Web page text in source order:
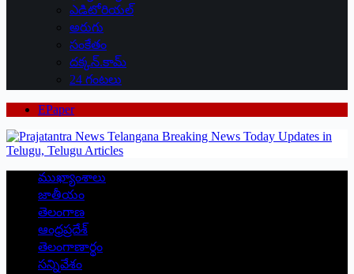
ఎడిటోరియల్
అరుగు
సంకేతం
దక్కన్.కామ్
24 గంటలు
EPaper
ముఖ్యాంశాలు
జాతీయం
తెలంగాణ
ఆంధ్రప్రదేశ్
తెలంగాణార్థం
సన్నివేశం